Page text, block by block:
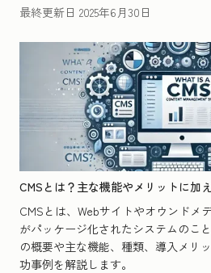
最終更新日 2025年6月30日
CMSとは？主な機能やメリットに加
CMSとは、Webサイトやオウンドメ
がパッケージ化されたシステムのこ
の概要や主な機能、種類、導入メリ
功事例を解説します。